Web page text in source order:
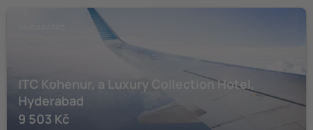
ITC Kohenur, a Luxury Collection Hotel,
Hyderabad
9 503 Kč